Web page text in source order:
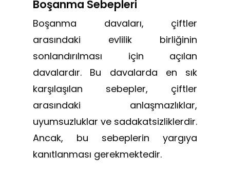
Boşanma Sebepleri
Boşanma davaları, çiftler
arasındaki evlilik birliğinin
sonlandırılması için açılan
davalardır. Bu davalarda en sık
karşılaşılan sebepler, çiftler
arasındaki anlaşmazlıklar,
uyumsuzluklar ve sadakatsizliklerdir.
Ancak, bu sebeplerin yargıya
kanıtlanması gerekmektedir.